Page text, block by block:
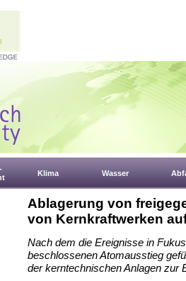
Klima Wasser
Ablagerung von
von Kernkraftwerken
Nach dem die Ereignisse in
beschlossenen Atomausstieg
der kerntechnischen Anlagen zur